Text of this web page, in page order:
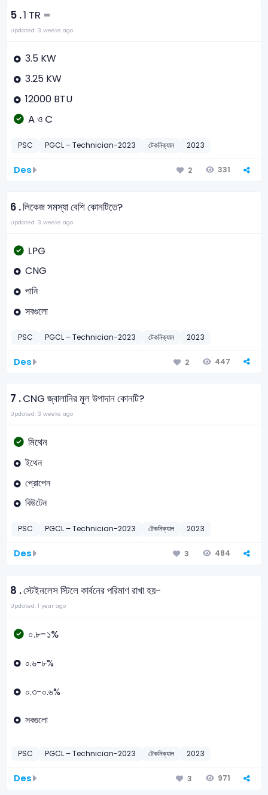
5 .1 TR =
Updated: 3 weeks ago
3.5 KW
3.25 KW
12000 BTU
A ও C
PSC PGCL – Technician-2023 টেকনিক্যাল 2023
Des 2 331
6 .লিকেজ সমস্যা বেশি কোনটিতে?
Updated: 3 weeks ago
LPG
CNG
পানি
সবগুলো
PSC PGCL – Technician-2023 টেকনিক্যাল 2023
Des 2 447
7 .CNG জ্বালানির মূল উপাদান কোনটি?
Updated: 3 weeks ago
মিথেন
ইথেন
প্রোপেন
বিউটেন
PSC PGCL – Technician-2023 টেকনিক্যাল 2023
Des 3 484
8 .স্টেইনলেস স্টিলে কার্বনের পরিমাণ রাখা হয়-
Updated: 1 year ago
০.৮-১%
০.৬-৮%
০.৩-০.৬%
সবগুলো
PSC PGCL – Technician-2023 টেকনিক্যাল 2023
Des 3 971